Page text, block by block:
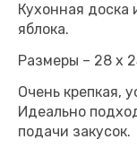
Кухонная доска
яблока.
Размеры – 28 х
Очень крепкая,
Идеально
подачи закусок.